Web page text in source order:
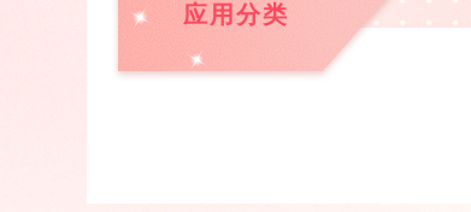
应用分类